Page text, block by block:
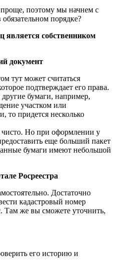
поэтому мы начнем с
порядке?
является собственником
документ
тут может считаться
подтверждает его права.
бумаги, например,
участком или
то придется несколько
чисто. Но при оформлении у
еще больший пакет
бумаги имеют небольшой
Росреестра
Достаточно
кадастровый номер
Там же вы сможете уточнить,
его историю и